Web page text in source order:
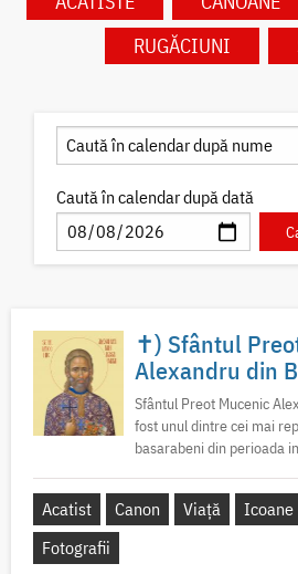
RUGĂCIUNI
Caută în calendar după dată
✝) Sfântul
Alexandru din
Sfântul Preot Mucenic
fost unul dintre cei mai
basarabeni din perioada
Acatist Canon Viață Icoane
Fotografii